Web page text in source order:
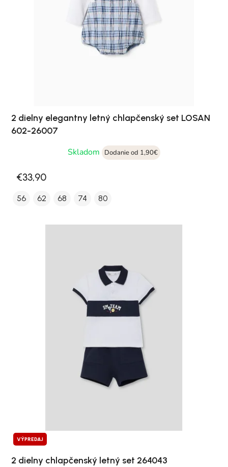
2 dielny elegantny letný chlapčenský set LOSAN
602-26007
Skladom
Dodanie od 1,90€
€33,90
56 62 68 74 80
VÝPREDAJ
2 dielny chlapčenský letný set 264043